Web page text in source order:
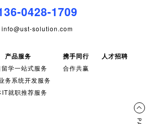
0428-1709
info@ust-solution.com
产品服务
留学一站式服务
务系统开发服务
IT就职推荐服务
携手同行
合作共赢
人才招聘